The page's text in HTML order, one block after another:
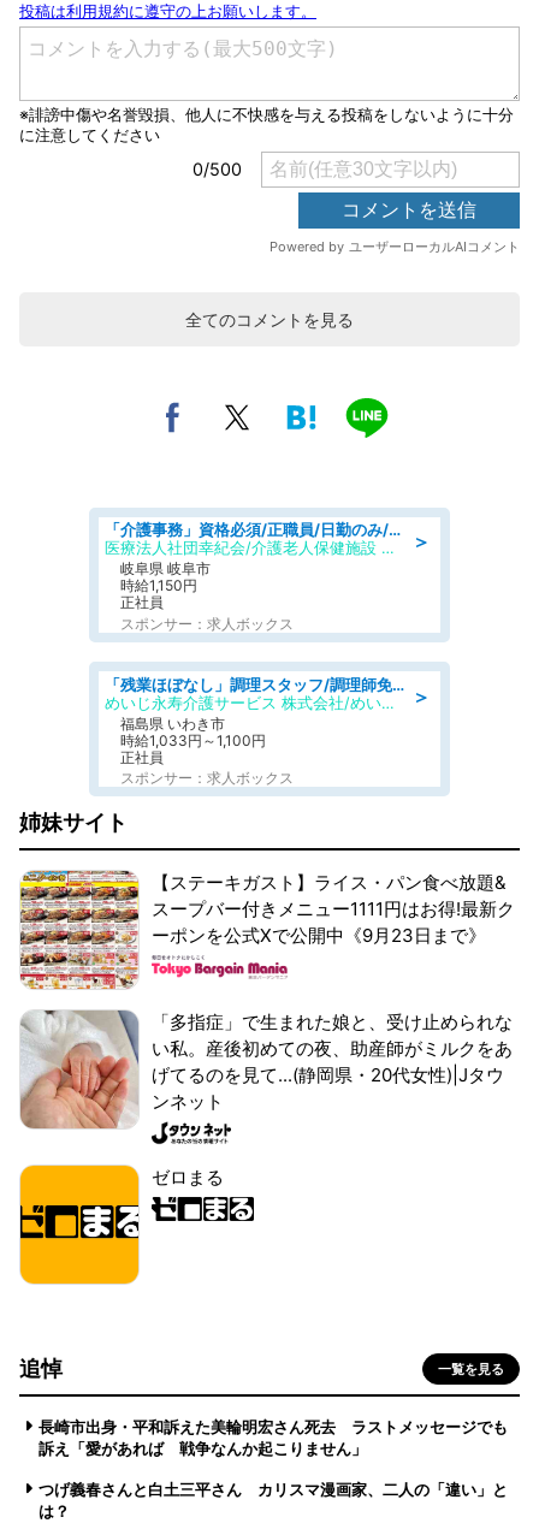
全てのコメントを見る
＞
「介護事務」資格必須/正職員/日勤のみ/介護老人保健施設
医療法人社団幸紀会/介護老人保健施設 グリーンビラ安江
岐阜県 岐阜市
時給1,150円
正社員
スポンサー：求人ボックス
＞
「残業ほぼなし」調理スタッフ/調理師免許必須/正職員/日勤のみ/住宅型有料老人ホーム
めいじ永寿介護サービス 株式会社/めいじ永寿介護サービスセンター
福島県 いわき市
時給1,033円～1,100円
正社員
スポンサー：求人ボックス
姉妹サイト
【ステーキガスト】ライス・パン食べ放題&
スープバー付きメニュー1111円はお得!最新ク
ーポンを公式Xで公開中《9月23日まで》
「多指症」で生まれた娘と、受け止められな
い私。産後初めての夜、助産師がミルクをあ
げてるのを見て...(静岡県・20代女性)|Jタウ
ンネット
ゼロまる
追悼 一覧を見る
長崎市出身・平和訴えた美輪明宏さん死去 ラストメッセージでも
訴え「愛があれば 戦争なんか起こりません」
つげ義春さんと白土三平さん カリスマ漫画家、二人の「違い」と
は？